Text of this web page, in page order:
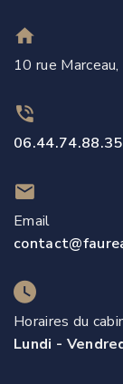
10 rue
06.44.74.88.35
Email
Horaires du
Lundi -